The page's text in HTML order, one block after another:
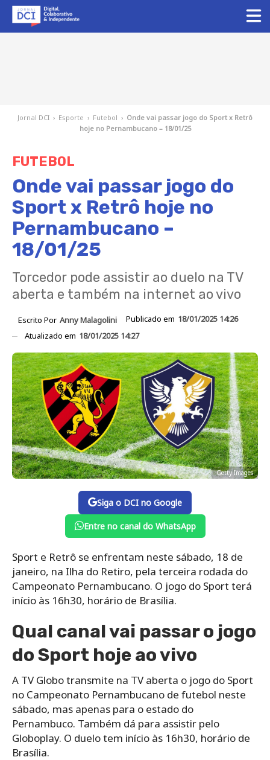
Jornal DCI › Esporte › Futebol › Onde vai passar jogo do Sport x Retrô
hoje no Pernambucano – 18/01/25
FUTEBOL
Onde vai passar jogo do
Sport x Retrô hoje no
Pernambucano –
18/01/25
Torcedor pode assistir ao duelo na TV
aberta e também na internet ao vivo
Escrito Por Anny Malagolini Publicado em 18/01/2025 14:26
Atualizado em 18/01/2025 14:27
Getty Images
Siga o DCI no Google
Entre no canal do WhatsApp
Sport e Retrô se enfrentam neste sábado, 18 de
janeiro, na Ilha do Retiro, pela terceira rodada do
Campeonato Pernambucano. O jogo do Sport terá
início às 16h30, horário de Brasília.
Qual canal vai passar o jogo
do Sport hoje ao vivo
A TV Globo transmite na TV aberta o jogo do Sport
no Campeonato Pernambucano de futebol neste
sábado, mas apenas para o estado do
Pernambuco. Também dá para assistir pelo
Globoplay. O duelo tem início às 16h30, horário de
Brasília.